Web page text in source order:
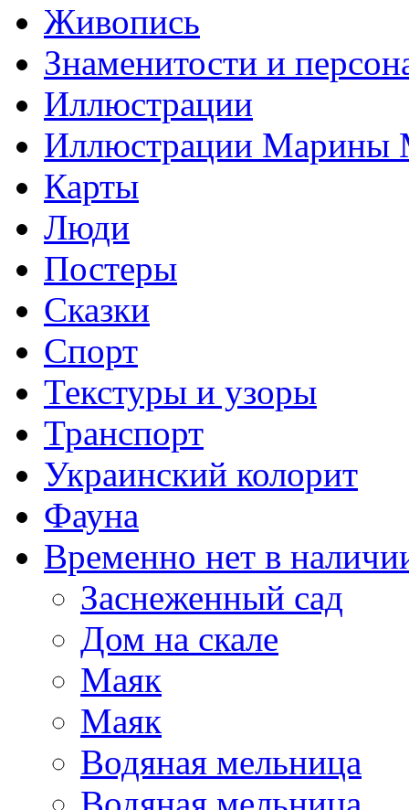
Живопись
Знаменитости и
Иллюстрации
Иллюстрации Марины
Карты
Люди
Постеры
Сказки
Спорт
Текстуры и узоры
Транспорт
Украинский колорит
Фауна
Временно нет в
Заснеженный сад
Дом на скале
Маяк
Маяк
Водяная мельница